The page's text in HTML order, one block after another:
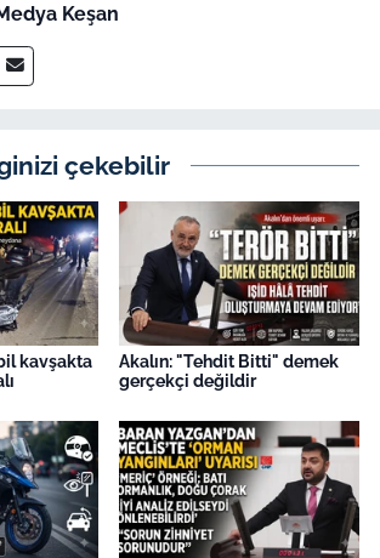
Keşan
çekebilir
kavşakta
Akalın: "Tehdit Bitti" demek
gerçekçi değildir